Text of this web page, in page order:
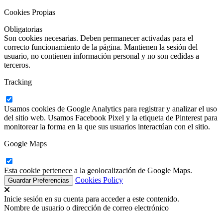
Cookies Propias
Obligatorias
Son cookies necesarias. Deben permanecer activadas para el
correcto funcionamiento de la página. Mantienen la sesión del
usuario, no contienen información personal y no son cedidas a
terceros.
Tracking
Usamos cookies de Google Analytics para registrar y analizar el uso
del sitio web. Usamos Facebook Pixel y la etiqueta de Pinterest para
monitorear la forma en la que sus usuarios interactúan con el sitio.
Google Maps
Esta cookie pertenece a la geolocalización de Google Maps.
Cookies Policy
Inicie sesión en su cuenta para acceder a este contenido.
Nombre de usuario o dirección de correo electrónico